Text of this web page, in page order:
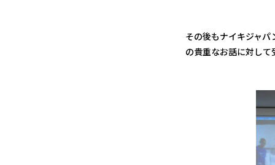
その後もナイキジャ
の貴重なお話に対し